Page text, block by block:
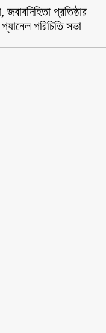
প্রতিষ্ঠার
পরিচিতি সভা